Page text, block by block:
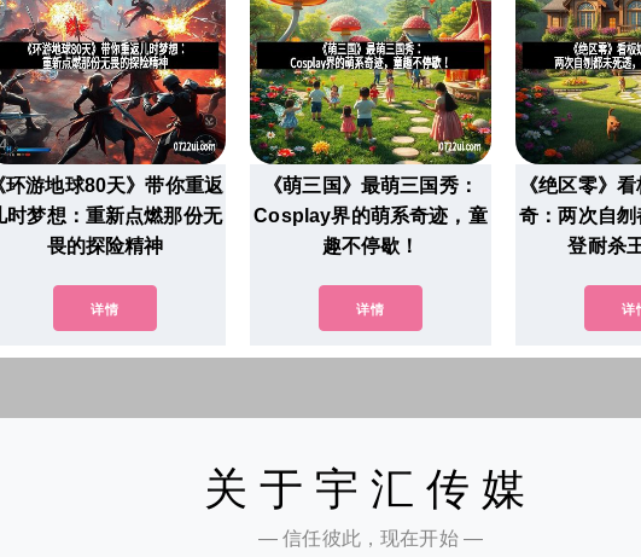
环游地球80天》带你重返
时梦想：重新点燃那份无
畏的探险精神
详情
《萌三国》最萌三国秀：
Cosplay界的萌系奇迹，童
趣不停歇！
详情
《绝区零》
奇：两次自
登耐杀
详
关于宇汇传媒
— 信任彼此，现在开始 —